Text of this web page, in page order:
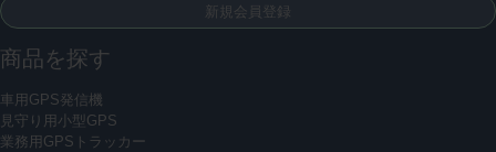
新規会員登録
商品を探す
車用GPS発信機
見守り用小型GPS
業務用GPSトラッカー